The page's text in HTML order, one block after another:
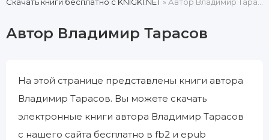
Автор Владимир Тарасов
На этой странице представлены книги автора
Владимир Тарасов. Вы можете скачать
электронные книги автора Владимир Тарасов
с нашего сайта бесплатно в fb2 и epub